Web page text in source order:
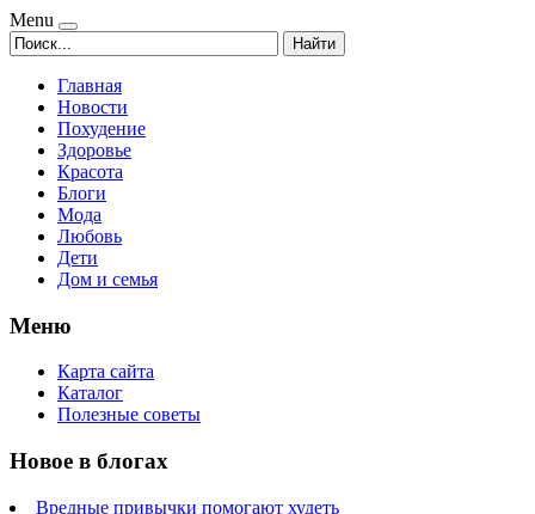
Menu
Найти
Главная
Новости
Похудение
Здоровье
Красота
Блоги
Мода
Любовь
Дети
Дом и семья
Меню
Карта сайта
Каталог
Полезные советы
Новое в блогах
Вредные привычки помогают худеть